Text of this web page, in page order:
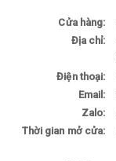
Cửa hàng:
Địa chỉ:
Điện thoại:
Email:
Zalo:
Thời gian mở cửa: